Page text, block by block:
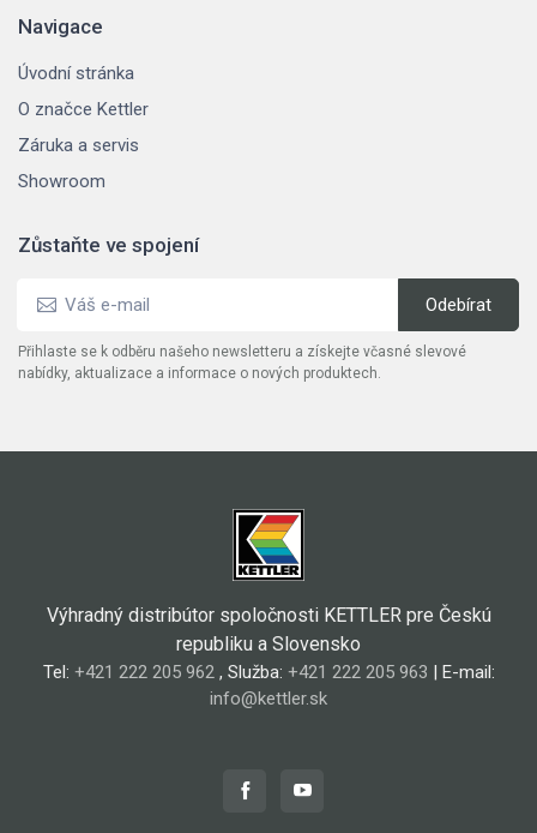
Navigace
Úvodní stránka
O značce Kettler
Záruka a servis
Showroom
Zůstaňte ve spojení
Přihlaste se k odběru našeho newsletteru a získejte včasné slevové
nabídky, aktualizace a informace o nových produktech.
Výhradný distribútor spoločnosti KETTLER pre Českú
republiku a Slovensko
Tel: +421 222 205 962, Služba: +421 222 205 963 | E-mail:
info@kettler.sk